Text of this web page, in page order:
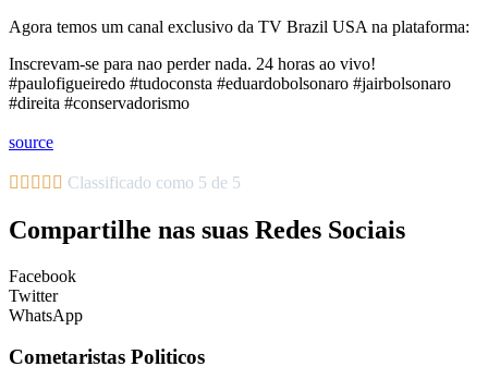
Agora temos um canal exclusivo da TV Brazil USA na plataforma:
Inscrevam-se para nao perder nada. 24 horas ao vivo!
#paulofigueiredo #tudoconsta #eduardobolsonaro #jairbolsonaro
#direita #conservadorismo
source
     Classificado como 5 de 5
Compartilhe nas suas Redes Sociais
Facebook
Twitter
WhatsApp
Cometaristas Politicos